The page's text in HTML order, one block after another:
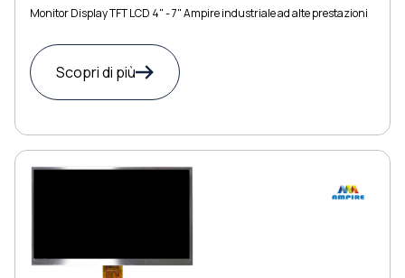
Monitor Display TFT LCD 4" - 7" Ampire industriale ad alte prestazioni
Scopri di più